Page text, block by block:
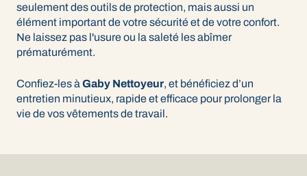
seulement des outils de protection, mais aussi un
élément important de votre sécurité et de votre confort.
Ne laissez pas l'usure ou la saleté les abîmer
prématurément.
Confiez-les à Gaby Nettoyeur, et bénéficiez d’un
entretien minutieux, rapide et efficace pour prolonger la
vie de vos vêtements de travail.